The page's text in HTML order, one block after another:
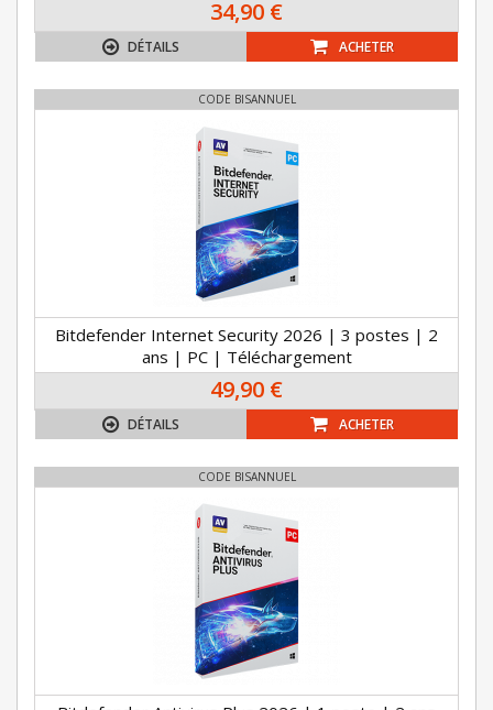
34,90 €
DÉTAILS ACHETER
CODE BISANNUEL
Bitdefender Internet Security 2026 | 3 postes | 2
ans | PC | Téléchargement
49,90 €
DÉTAILS ACHETER
CODE BISANNUEL